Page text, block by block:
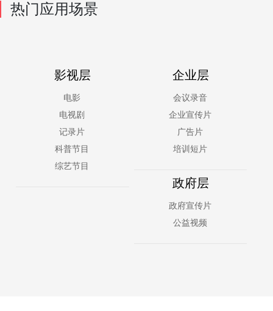
热门应用场景
影视层
电影
电视剧
记录片
科普节目
综艺节目
企业层
会议录音
企业宣传片
广告片
培训短片
政府层
政府宣传片
公益视频